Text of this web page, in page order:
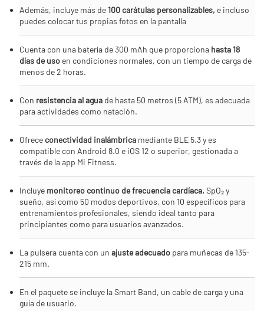
Además, incluye más de 100 carátulas personalizables, e incluso
puedes colocar tus propias fotos en la pantalla
Cuenta con una batería de 300 mAh que proporciona hasta 18
días de uso en condiciones normales, con un tiempo de carga de
menos de 2 horas.
Con resistencia al agua de hasta 50 metros (5 ATM), es adecuada
para actividades como natación.
Ofrece conectividad inalámbrica mediante BLE 5.3 y es
compatible con Android 8.0 e iOS 12 o superior, gestionada a
través de la app Mi Fitness.
Incluye monitoreo continuo de frecuencia cardíaca, SpO₂ y
sueño, así como 50 modos deportivos, con 10 específicos para
entrenamientos profesionales, siendo ideal tanto para
principiantes como para usuarios avanzados.
La pulsera cuenta con un ajuste adecuado para muñecas de 135-
215 mm.
En el paquete se incluye la Smart Band, un cable de carga y una
guía de usuario.